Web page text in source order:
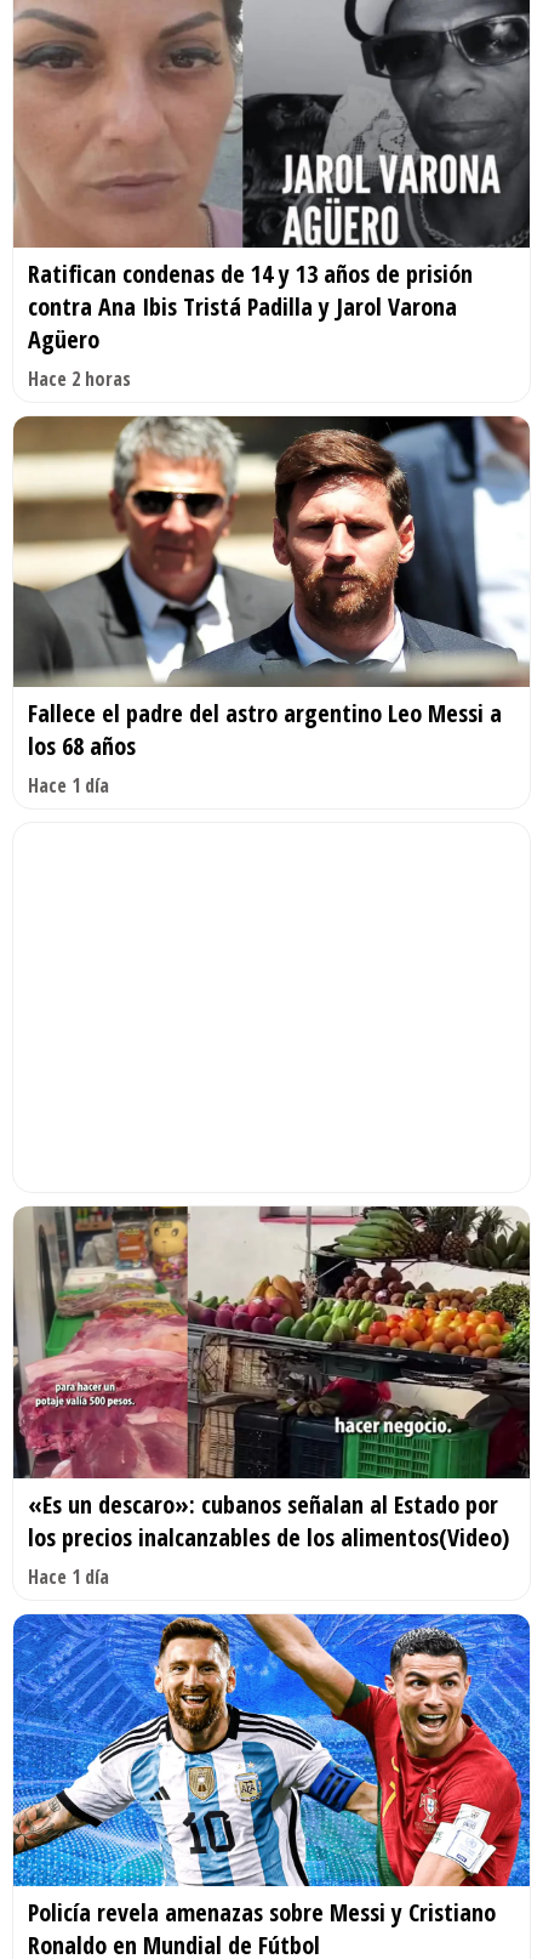
Ratifican condenas de 14 y 13 años de prisión
contra Ana Ibis Tristá Padilla y Jarol Varona
Agüero
Hace 2 horas
Fallece el padre del astro argentino Leo Messi a
los 68 años
Hace 1 día
«Es un descaro»: cubanos señalan al Estado por
los precios inalcanzables de los alimentos(Video)
Hace 1 día
Policía revela amenazas sobre Messi y Cristiano
Ronaldo en Mundial de Fútbol